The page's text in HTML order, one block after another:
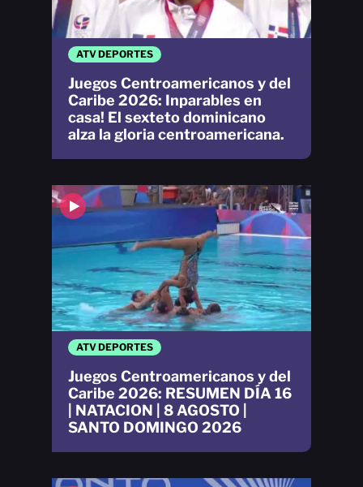
ATV DEPORTES
Juegos Centroamericanos y del
Caribe 2026: Inparables en
casa! El sexteto dominicano
alza la gloria centroamericana.
ATV DEPORTES
Juegos Centroamericanos y del
Caribe 2026: RESUMEN DÍA 16
| NATACION | 8 AGOSTO |
SANTO DOMINGO 2026